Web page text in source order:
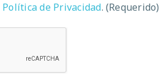
Política de Privacidad. (Requerido)